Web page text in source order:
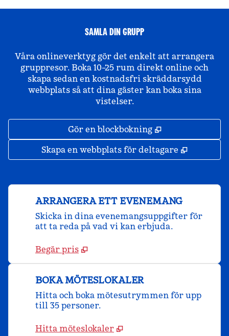
SAMLA DIN GRUPP
Våra onlineverktyg gör det enkelt att arrangera
gruppresor. Boka 10–25 rum direkt online och
skapa sedan en kostnadsfri skräddarsydd
webbplats så att dina gäster kan boka sina
vistelser.
Gör en blockbokning ,
Skapa en webbplats för deltagare ,
ARRANGERA ETT EVENEMANG
Skicka in dina evenemangsuppgifter för
att ta reda på vad vi kan erbjuda.
Begär pris
BOKA MÖTESLOKALER
Hitta och boka mötesutrymmen för upp
till 35 personer.
Hitta möteslokaler